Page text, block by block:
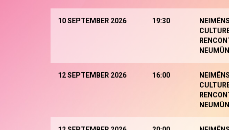
10 SEPTEMBER 2026 19:30
12 SEPTEMBER 2026 16:00